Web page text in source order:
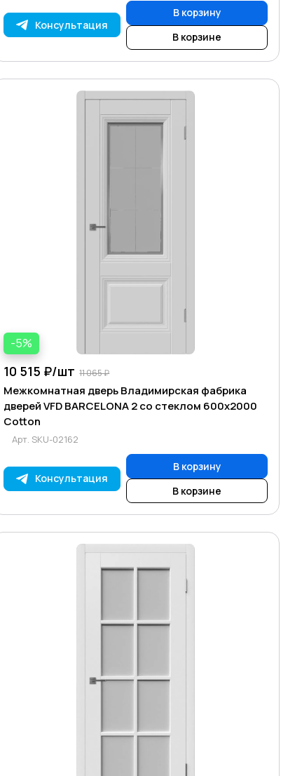
Консультация
В корзину
В корзине
-5%
10 515 ₽/шт 11 065 ₽
Межкомнатная дверь Владимирская фабрика
дверей VFD BARCELONA 2 со стеклом 600х2000
Cotton
Арт. SKU-02162
Консультация
В корзину
В корзине